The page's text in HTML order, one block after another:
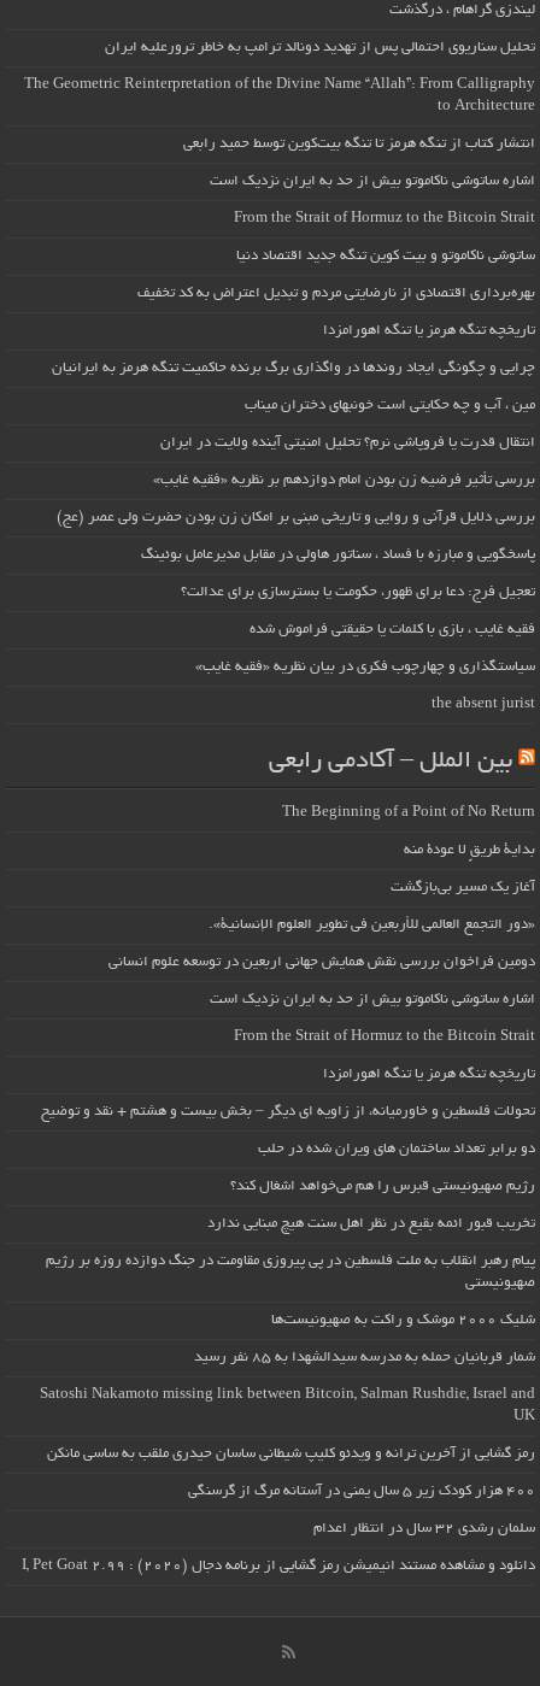
لیندزی گراهام ، درگذشت
تحلیل سناریوی احتمالی پس از تهدید دونالد ترامپ به خاطر ترورعلیه ایران
The Geometric Reinterpretation of the Divine Name “Allah”: From Calligraphy
to Architecture
انتشار کتاب از تنگه هرمز تا تنگه بیت‌کوین توسط حمید رابعی
اشاره ساتوشی ناکاموتو بیش از حد به ایران نزدیک است
From the Strait of Hormuz to the Bitcoin Strait
ساتوشی ناکاموتو و بیت کوین تنگه جدید اقتصاد دنیا
بهره‌برداری اقتصادی از نارضایتی مردم و تبدیل اعتراض به کد تخفیف
تاریخچه تنگه هرمز یا تنگه اهورامزدا
چرایی و چگونگی ایجاد روندها در واگذاری برگ برنده حاکمیت تنگه هرمز به ایرانیان
مین ، آب و چه حکایتی است خونبهای دختران میناب
انتقال قدرت یا فروپاشی نرم؟ تحلیل امنیتی آینده ولایت در ایران
بررسی تأثیر فرضیه زن بودن امام دوازدهم بر نظریه «فقیه غایب»
بررسی دلایل قرآنی و روایی و تاریخی مبنی بر امکان زن بودن حضرت ولی عصر (عج)
پاسخگویی و مبارزه با فساد ، سناتور هاولی در مقابل مدیرعامل بوئینگ
تعجیل فرج: دعا برای ظهور، حکومت یا بسترسازی برای عدالت؟
فقیه غایب ، بازی با کلمات یا حقیقتی فراموش شده
سیاستگذاری و چهارچوب فکری در بیان نظریه «فقیه غایب»
the absent jurist
بین الملل – آکادمی رابعی
The Beginning of a Point of No Return
بداية طريقٍ لا عودة منه
آغاز یک مسیر بی‌بازگشت
«دور التجمع العالمي للأربعين في تطوير العلوم الإنسانية».
دومین فراخوان بررسی نقش همایش جهانی اربعین در توسعه علوم انسانی
اشاره ساتوشی ناکاموتو بیش از حد به ایران نزدیک است
From the Strait of Hormuz to the Bitcoin Strait
تاریخچه تنگه هرمز یا تنگه اهورامزدا
تحولات فلسطین و خاورمیانه، از زاویه ای دیگر – بخش بیست و هشتم + نقد و توضیح
دو برابر تعداد ساختمان های ویران شده در حلب
رژیم صهیونیستی قبرس را هم می‌خواهد اشغال کند؟
تخریب قبور ائمه بقیع در نظر اهل سنت هیچ مبنایی ندارد
پیام رهبر انقلاب به ملت فلسطین در پی پیروزی مقاومت در جنگ دوازده روزه بر رژیم
صهیونیستی
شلیک ۲۰۰۰ موشک و راکت به صهیونیست‌ها
شمار قربانیان حمله به مدرسه سیدالشهدا به ۸۵ نفر رسید
Satoshi Nakamoto missing link between Bitcoin, Salman Rushdie, Israel and
UK
رمز گشایی از آخرین ترانه و ویدئو کلیپ شیطانی ساسان حیدری ملقب به ساسی مانکن
۴۰۰ هزار کودک زیر ۵ سال یمنی در آستانه مرگ از گرسنگی
سلمان رشدی ۳۲ سال در انتظار اعدام
دانلود و مشاهده مستند انیمیشن رمز گشایی از برنامه دجال (۲۰۲۰) : I, Pet Goat 2.99